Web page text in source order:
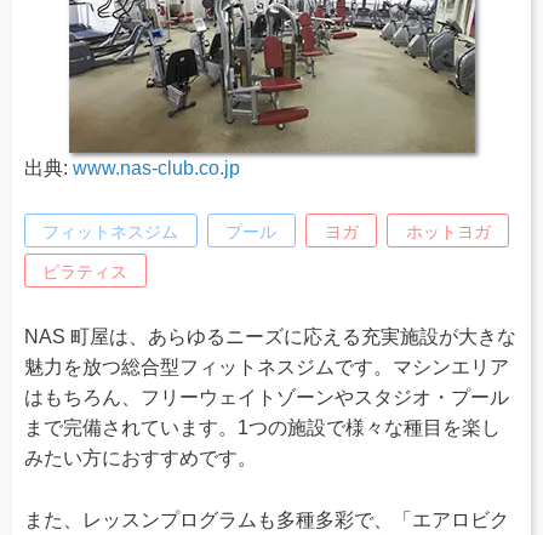
出典: www.nas-club.co.jp
フィットネスジム プール ヨガ ホットヨガ
ピラティス
NAS 町屋は、あらゆるニーズに応える充実施設が大きな
魅力を放つ総合型フィットネスジムです。マシンエリア
はもちろん、フリーウェイトゾーンやスタジオ・プール
まで完備されています。1つの施設で様々な種目を楽し
みたい方におすすめです。
また、レッスンプログラムも多種多彩で、「エアロビク